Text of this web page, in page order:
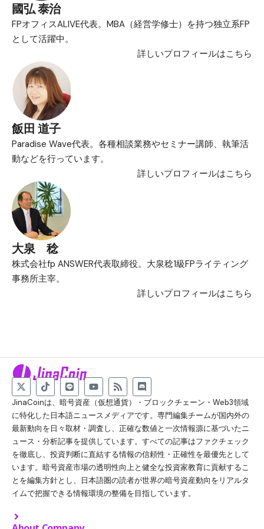
國弘 泰治
FPオフィスALIVE代表。MBA（経営学修士）を持つ独立系FP
として活躍中。
詳しいプロフィールはこちら
飯田 道子
Paradise Wave代表。各種相談業務やセミナー講師、執筆活
動などを行っています。
詳しいプロフィールはこちら
大泉 稔
株式会社fp ANSWER代表取締役。大泉稔1級FPライティング
事務所主宰。
詳しいプロフィールはこちら
JinaCoinは、暗号資産（仮想通貨）・ブロックチェーン・Web3領域
に特化した日本語ニュースメディアです。専門編集チームが国内外の
最新動向を日々取材・調査し、正確な数値と一次情報源に基づいたニ
ュース・分析記事を提供しています。すべての記事はファクチェック
を徹底し、投資判断に直結する情報の信頼性・正確性を最優先として
います。暗号資産市場の透明性向上と健全な投資家教育に貢献するこ
とを編集方針とし、日本語圏の読者が世界の暗号資産動向をリアルタ
イムで把握できる情報環境の整備を目指しています。